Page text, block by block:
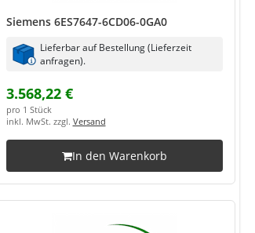
Siemens 6ES7647-6CD06-0GA0
Lieferbar auf Bestellung (Lieferzeit
anfragen).
3.568,22 €
pro 1 Stück
inkl. MwSt. zzgl. Versand
In den Warenkorb